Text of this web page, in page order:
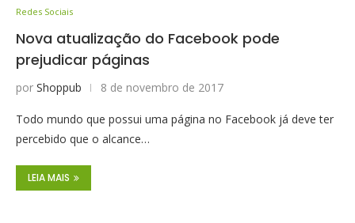
Redes Sociais
Nova atualização do Facebook pode
prejudicar páginas
por Shoppub 8 de novembro de 2017
Todo mundo que possui uma página no Facebook já deve ter
percebido que o alcance…
LEIA MAIS